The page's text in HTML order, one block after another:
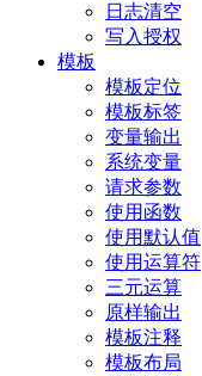
日志清空
写入授权
模板
模板定位
模板标签
变量输出
系统变量
请求参数
使用函数
使用默认值
使用运算符
三元运算
原样输出
模板注释
模板布局